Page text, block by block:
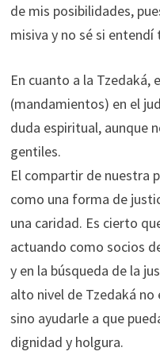
de mis posibilidades,
misiva y no sé si
En cuanto a la Tzedaká,
(mandamientos) en el
duda espiritual, aunque
gentiles.
El compartir de nuestra
como una forma de
una caridad. Es cierto
actuando como socios
y en la búsqueda de la
alto nivel de Tzedaká
sino ayudarle a que
dignidad y holgura.